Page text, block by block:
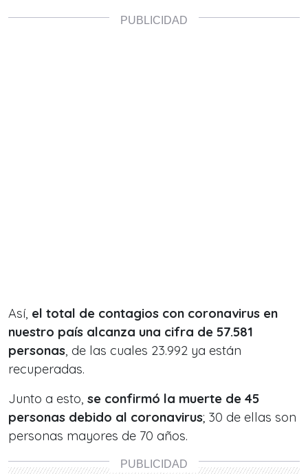
Así, el total de contagios con coronavirus en
nuestro país alcanza una cifra de 57.581
personas, de las cuales 23.992 ya están
recuperadas.
Junto a esto, se confirmó la muerte de 45
personas debido al coronavirus; 30 de ellas son
personas mayores de 70 años.